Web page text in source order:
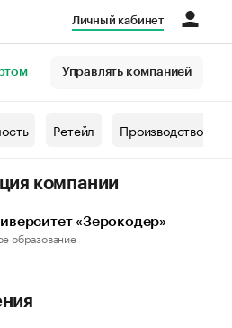
Личный кабинет
Управлять компанией
Ретейл Производство
компании
«Зерокодер»
образование